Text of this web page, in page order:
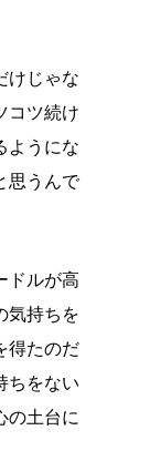
けじゃな
コツ続け
ようにな
思うんで
ドルが高
気持ちを
得たのだ
ちをない
の土台に